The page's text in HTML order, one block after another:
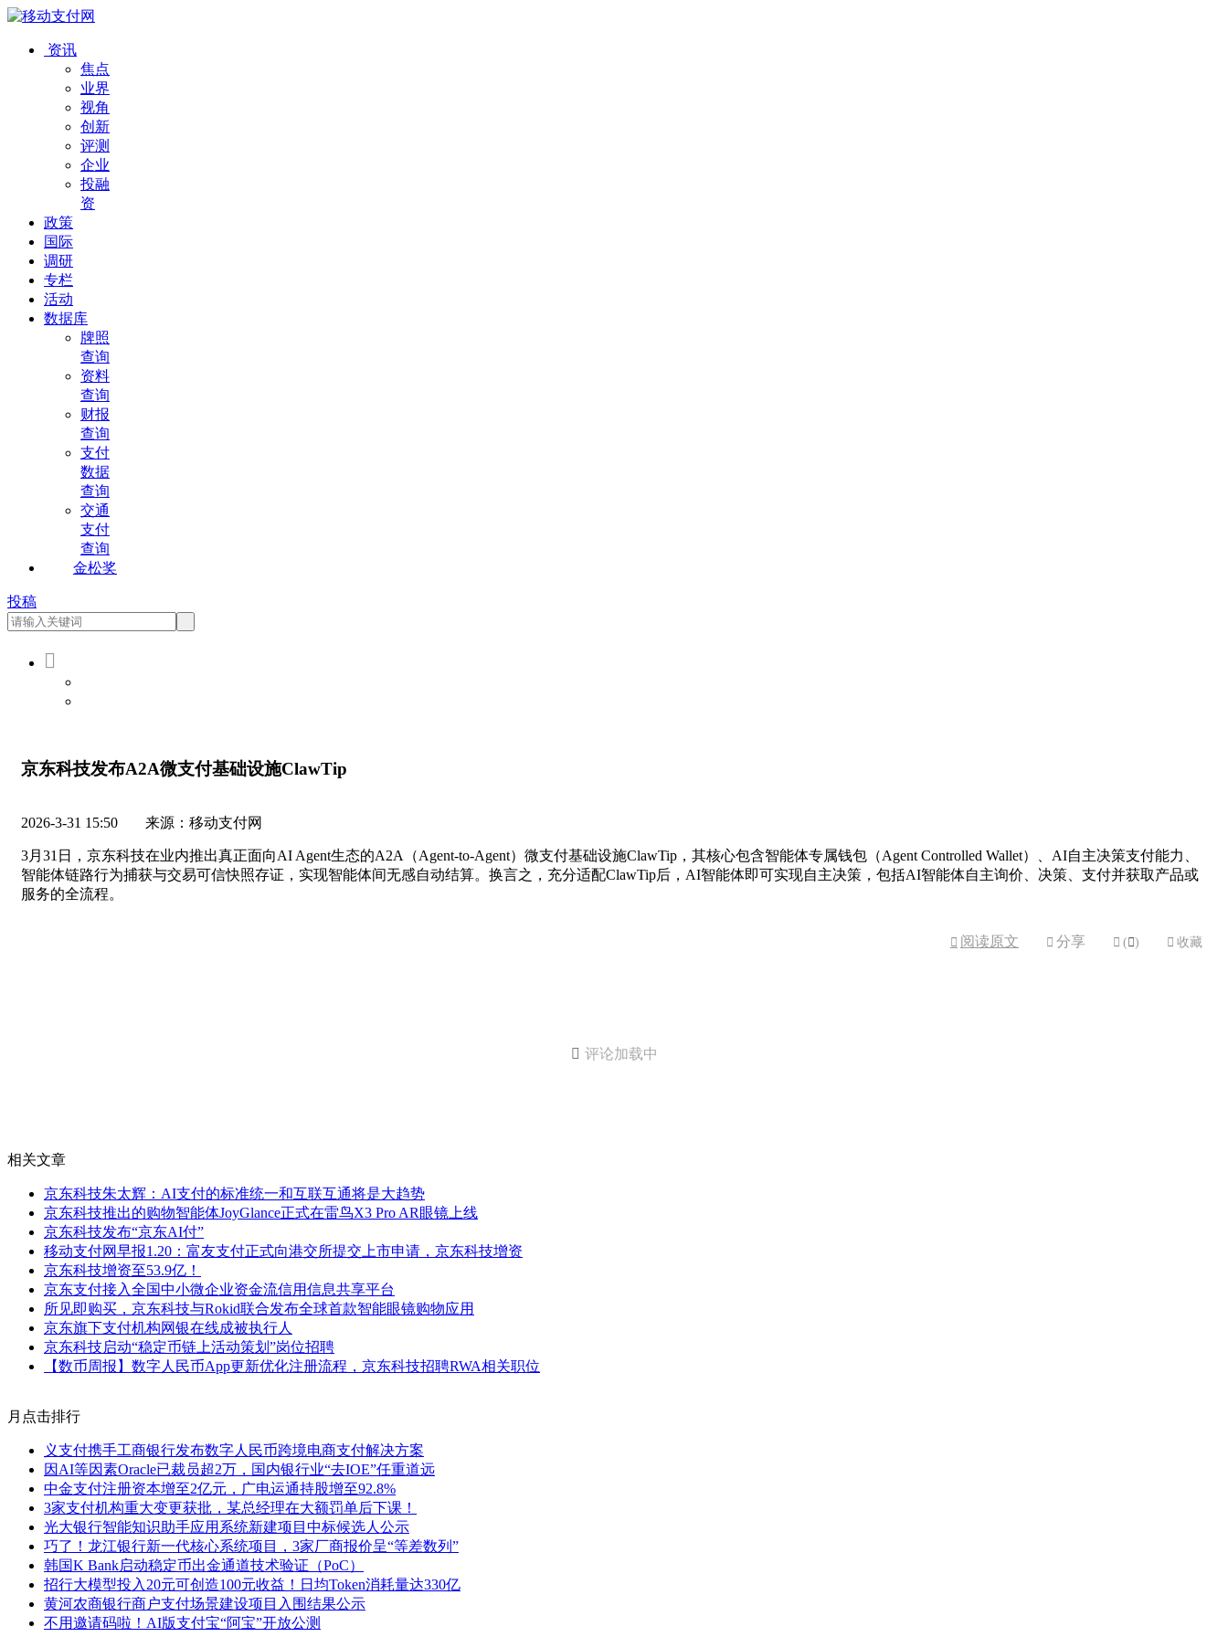
资讯
焦点
业界
视角
创新
评测
企业
投融
资
政策
国际
调研
专栏
活动
数据库
牌照
查询
资料
查询
财报
查询
支付
数据
查询
交通
支付
查询
金松奖
投稿

京东科技发布A2A微支付基础设施ClawTip
2026-3-31 15:50 来源：移动支付网
3月31日，京东科技在业内推出真正面向AI Agent生态的A2A（Agent-to-Agent）微支付基础设施ClawTip，其核心包含智能体专属钱包（Agent Controlled Wallet）、AI自主决策支付能力、
智能体链路行为捕获与交易可信快照存证，实现智能体间无感自动结算。换言之，充分适配ClawTip后，AI智能体即可实现自主决策，包括AI智能体自主询价、决策、支付并获取产品或
服务的全流程。
 阅读原文  分享  ( )  收藏
 评论加载中
相关文章
京东科技朱太辉：AI支付的标准统一和互联互通将是大趋势
京东科技推出的购物智能体JoyGlance正式在雷鸟X3 Pro AR眼镜上线
京东科技发布“京东AI付”
移动支付网早报1.20：富友支付正式向港交所提交上市申请，京东科技增资
京东科技增资至53.9亿！
京东支付接入全国中小微企业资金流信用信息共享平台
所见即购买，京东科技与Rokid联合发布全球首款智能眼镜购物应用
京东旗下支付机构网银在线成被执行人
京东科技启动“稳定币链上活动策划”岗位招聘
【数币周报】数字人民币App更新优化注册流程，京东科技招聘RWA相关职位
月点击排行
义支付携手工商银行发布数字人民币跨境电商支付解决方案
因AI等因素Oracle已裁员超2万，国内银行业“去IOE”任重道远
中金支付注册资本增至2亿元，广电运通持股增至92.8%
3家支付机构重大变更获批，某总经理在大额罚单后下课！
光大银行智能知识助手应用系统新建项目中标候选人公示
巧了！龙江银行新一代核心系统项目，3家厂商报价呈“等差数列”
韩国K Bank启动稳定币出金通道技术验证（PoC）
招行大模型投入20元可创造100元收益！日均Token消耗量达330亿
黄河农商银行商户支付场景建设项目入围结果公示
不用邀请码啦！AI版支付宝“阿宝”开放公测